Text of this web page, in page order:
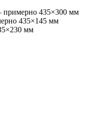
примерно 435×300 мм
435×145 мм
мм